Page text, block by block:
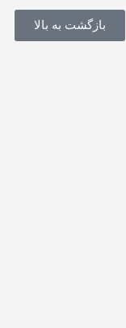
بازگشت به بالا